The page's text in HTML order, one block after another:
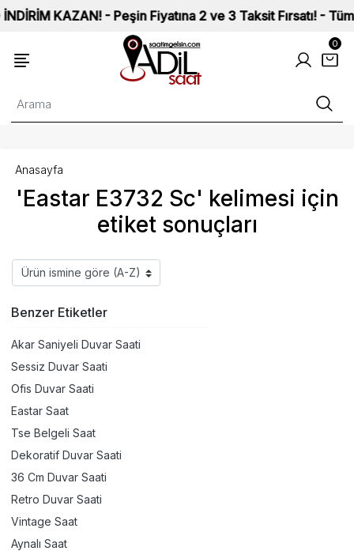
KAZAN! - Peşin Fiyatına 2 ve 3 Taksit Fırsatı! -
0
'Eastar E3732 Sc' kelimesi için
etiket sonuçları
Anasayfa
Benzer Etiketler
Akar Saniyeli Duvar Saati
Sessiz Duvar Saati
Ofis Duvar Saati
Eastar Saat
Tse Belgeli Saat
Dekoratif Duvar Saati
36 Cm Duvar Saati
Retro Duvar Saati
Vintage Saat
Aynalı Saat